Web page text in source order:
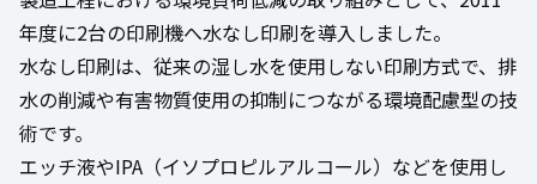
年度に2台の印刷機へ水なし印刷を導入しました。
水なし印刷は、従来の湿し水を使用しない印刷方式で、排
水の削減や有害物質使用の抑制につながる環境配慮型の技
術です。
エッチ液やIPA（イソプロピルアルコール）などを使用し